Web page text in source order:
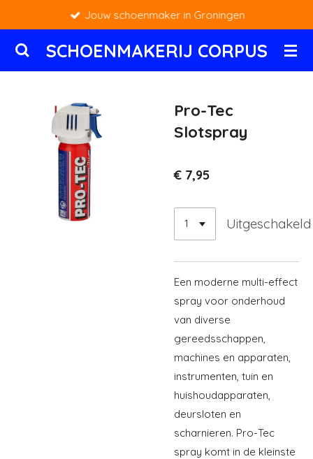
naar
de
SCHOENMAKERIJ CORPUS
Jouw schoenmaker in Groningen
Pro-Tec
Slotspray
€ 7,95
Uitgeschakeld
Een moderne multi-effect
spray voor onderhoud
van diverse
gereedsschappen,
machines en apparaten,
instrumenten, tuin en
huishoudapparaten,
deursloten en
scharnieren. Pro-Tec
spray komt in de kleinste